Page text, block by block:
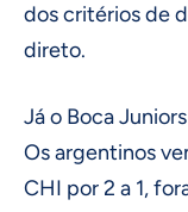
dos critérios de
direto.
Já o Boca
Os argentinos
CHI por 2 a 1,